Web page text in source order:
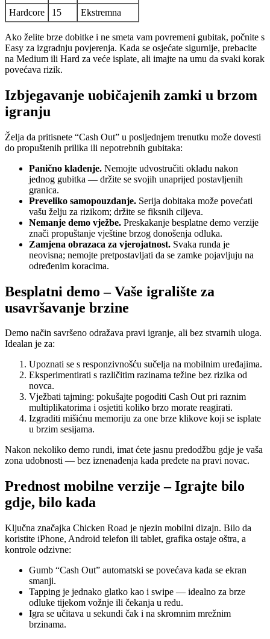
Hardcore
15 Ekstremna
Ako želite brze dobitke i ne smeta vam povremeni gubitak, počnite s
Easy za izgradnju povjerenja. Kada se osjećate sigurnije, prebacite
na Medium ili Hard za veće isplate, ali imajte na umu da svaki korak
povećava rizik.
Izbjegavanje uobičajenih zamki u brzom
igranju
Želja da pritisnete “Cash Out” u posljednjem trenutku može dovesti
do propuštenih prilika ili nepotrebnih gubitaka:
Panično klađenje. Nemojte udvostručiti okladu nakon
jednog gubitka — držite se svojih unaprijed postavljenih
granica.
Preveliko samopouzdanje. Serija dobitaka može povećati
vašu želju za rizikom; držite se fiksnih ciljeva.
Nemanje demo vježbe. Preskakanje besplatne demo verzije
znači propuštanje vještine brzog donošenja odluka.
Zamjena obrazaca za vjerojatnost. Svaka runda je
neovisna; nemojte pretpostavljati da se zamke pojavljuju na
određenim koracima.
Besplatni demo – Vaše igralište za
usavršavanje brzine
Demo način savršeno odražava pravi igranje, ali bez stvarnih uloga.
Idealan je za:
Upoznati se s responzivnošću sučelja na mobilnim uređajima.
Eksperimentirati s različitim razinama težine bez rizika od
novca.
Vježbati tajming: pokušajte pogoditi Cash Out pri raznim
multiplikatorima i osjetiti koliko brzo morate reagirati.
Izgraditi mišićnu memoriju za one brze klikove koji se isplate
u brzim sesijama.
Nakon nekoliko demo rundi, imat ćete jasnu predodžbu gdje je vaša
zona udobnosti — bez iznenađenja kada pređete na pravi novac.
Prednost mobilne verzije – Igrajte bilo
gdje, bilo kada
Ključna značajka Chicken Road je njezin mobilni dizajn. Bilo da
koristite iPhone, Android telefon ili tablet, grafika ostaje oštra, a
kontrole odzivne:
Gumb “Cash Out” automatski se povećava kada se ekran
smanji.
Tapping je jednako glatko kao i swipe — idealno za brze
odluke tijekom vožnje ili čekanja u redu.
Igra se učitava u sekundi čak i na skromnim mrežnim
brzinama.